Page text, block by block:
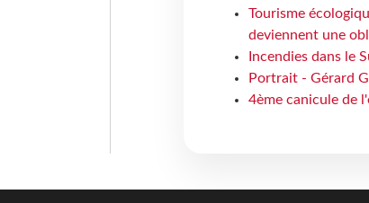
Tourisme
deviennent une
Incendies dans le
Portrait - Gérard
4ème canicule de